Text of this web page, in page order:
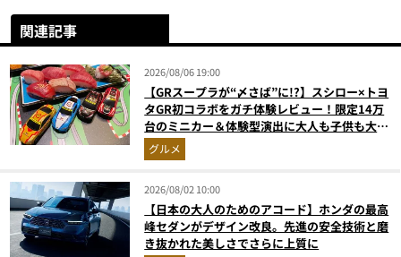
関連記事
2026/08/06 19:00
【GRスープラが“〆さば”に!?】スシロー×トヨ
タGR初コラボをガチ体験レビュー！限定14万
台のミニカー＆体験型演出に大人も子供も大興
奮間違いなし
グルメ
2026/08/02 10:00
【日本の大人のためのアコード】ホンダの最高
峰セダンがデザイン改良。先進の安全技術と磨
き抜かれた美しさでさらに上質に